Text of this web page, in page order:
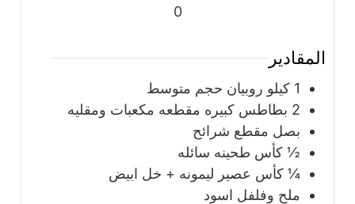
0
المقادير
1 كيلو روبيان حجم متوسط
2 بطاطس كبيره مقطعه مكعبات ومقليه
بصل مقطع شرائح
½ كأس طحينه سائله
¼ كأس عصير ليمونه + خل ابيض
ملح وفلفل اسود